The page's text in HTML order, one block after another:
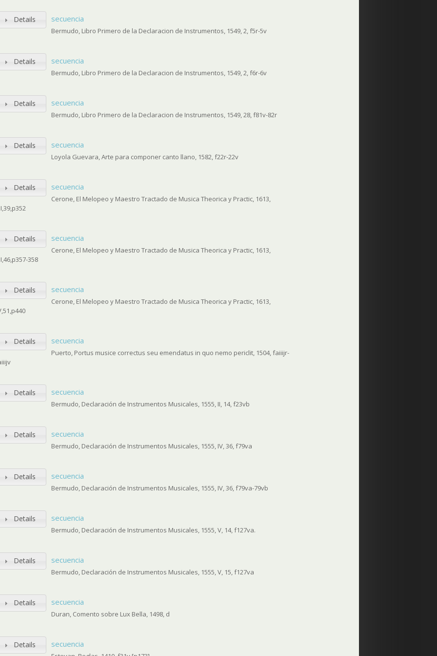
Details secuencia
Bermudo, Libro Primero de la Declaracion de Instrumentos, 1549, 2, f5r-5v
Details secuencia
Bermudo, Libro Primero de la Declaracion de Instrumentos, 1549, 2, f6r-6v
Details secuencia
Bermudo, Libro Primero de la Declaracion de Instrumentos, 1549, 28, f81v-82r
Details secuencia
Loyola Guevara, Arte para componer canto llano, 1582, f22r-22v
Details secuencia
Cerone, El Melopeo y Maestro Tractado de Musica Theorica y Practic, 1613,
Details secuencia
Cerone, El Melopeo y Maestro Tractado de Musica Theorica y Practic, 1613,
358
Details secuencia
Cerone, El Melopeo y Maestro Tractado de Musica Theorica y Practic, 1613,
Details secuencia
Puerto, Portus musice correctus seu emendatus in quo nemo periclit, 1504, faiiijr-
Details secuencia
Bermudo, Declaración de Instrumentos Musicales, 1555, II, 14, f23vb
Details secuencia
Bermudo, Declaración de Instrumentos Musicales, 1555, IV, 36, f79va
Details secuencia
Bermudo, Declaración de Instrumentos Musicales, 1555, IV, 36, f79va-79vb
Details secuencia
Bermudo, Declaración de Instrumentos Musicales, 1555, V, 14, f127va.
Details secuencia
Bermudo, Declaración de Instrumentos Musicales, 1555, V, 15, f127va
Details secuencia
Duran, Comento sobre Lux Bella, 1498, d
Details secuencia